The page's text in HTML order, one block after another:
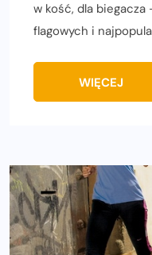
w kość, dla biegacza
flagowych i
WIĘCEJ